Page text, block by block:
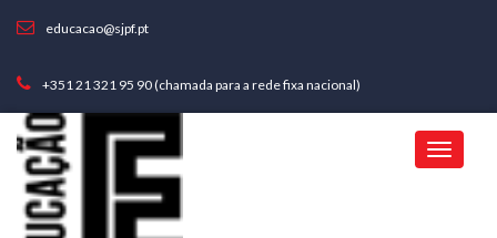
educacao@sjpf.pt
+351 21 321 95 90 (chamada para a rede fixa nacional)